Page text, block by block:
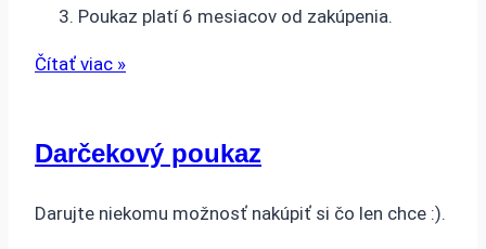
Poukaz platí 6 mesiacov od zakúpenia.
Čítať viac »
Darčekový poukaz
Darujte niekomu možnosť nakúpiť si čo len chce :).